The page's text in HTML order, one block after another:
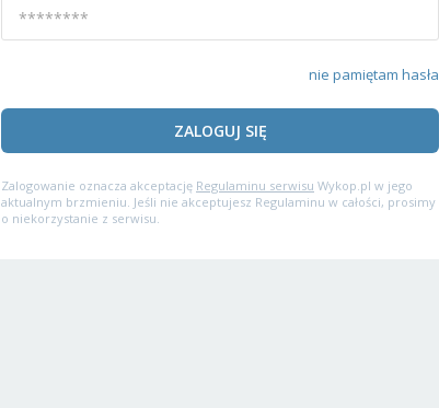
nie pamiętam hasła
ZALOGUJ SIĘ
Zalogowanie oznacza akceptację Regulaminu serwisu Wykop.pl w jego
aktualnym brzmieniu. Jeśli nie akceptujesz Regulaminu w całości, prosimy
o niekorzystanie z serwisu.